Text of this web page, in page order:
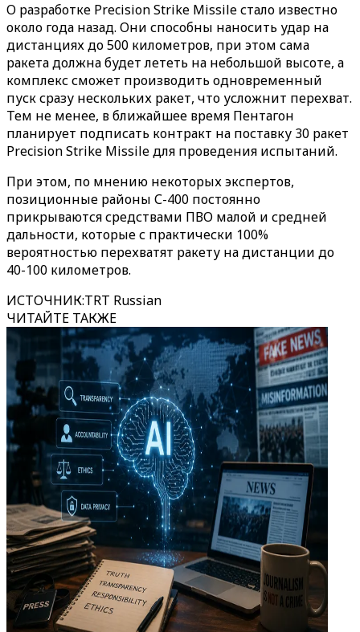
О разработке Precision Strike Missile стало известно
около года назад. Они способны наносить удар на
дистанциях до 500 километров, при этом сама
ракета должна будет лететь на небольшой высоте, а
комплекс сможет производить одновременный
пуск сразу нескольких ракет, что усложнит перехват.
Тем не менее, в ближайшее время Пентагон
планирует подписать контракт на поставку 30 ракет
Precision Strike Missile для проведения испытаний.
При этом, по мнению некоторых экспертов,
позиционные районы С-400 постоянно
прикрываются средствами ПВО малой и средней
дальности, которые с практически 100%
вероятностью перехватят ракету на дистанции до
40-100 километров.
ИСТОЧНИК:TRT Russian
ЧИТАЙТЕ ТАКЖЕ